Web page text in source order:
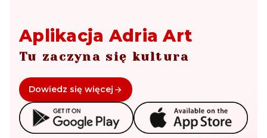
Aplikacja Adria Art
Tu zaczyna się kultura
Dowiedz się więcej